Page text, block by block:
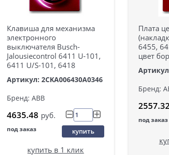
Клавиша для механизма
электронного
выключателя Busch-
Jalousiecontrol 6411 U-101,
6411 U/S-101, 6418
Артикул: 2CKA006430A0346
Бренд: ABB
4635.48 руб.
под заказ купить
купить в 1 клик
Плата
6455,
цвет
Бренд:
2557.32
под заказ